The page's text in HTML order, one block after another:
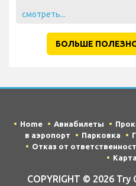
смотреть...
БОЛЬШЕ
Home Авиабилеты
в аэропорт
Парковка
Отказ от
COPYRIGHT © 2026